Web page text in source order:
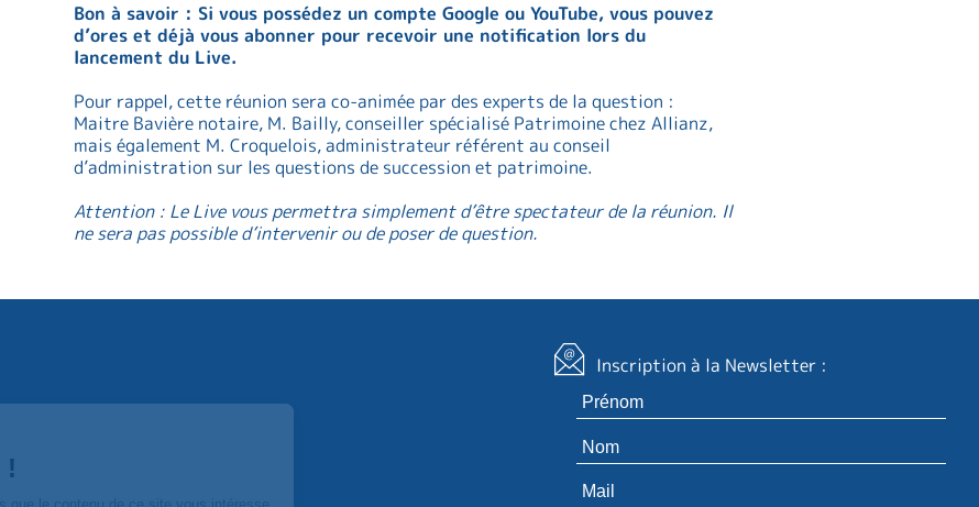
Bon à savoir : Si vous possédez un compte Google ou YouTube, vous pouvez
d’ores et déjà vous abonner pour recevoir une notification lors du
lancement du Live.
Pour rappel, cette réunion sera co-animée par des experts de la question :
Maitre Bavière notaire, M. Bailly, conseiller spécialisé Patrimoine chez Allianz,
mais également M. Croquelois, administrateur référent au conseil
d’administration sur les questions de succession et patrimoine.
Attention : Le Live vous permettra simplement d’être spectateur de la réunion. Il
ne sera pas possible d’intervenir ou de poser de question.
Inscription à la Newsletter :